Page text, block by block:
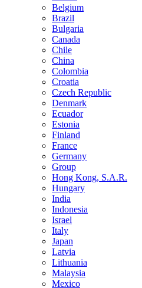
Belgium
Brazil
Bulgaria
Canada
Chile
China
Colombia
Croatia
Czech Republic
Denmark
Ecuador
Estonia
Finland
France
Germany
Group
Hong Kong, S.A.R.
Hungary
India
Indonesia
Israel
Italy
Japan
Latvia
Lithuania
Malaysia
Mexico